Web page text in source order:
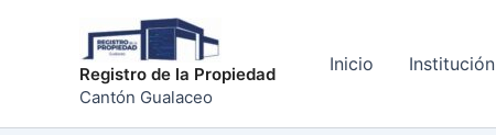
contenidoRegistro de la Propiedad
Cantón Gualaceo
Inicio Institución